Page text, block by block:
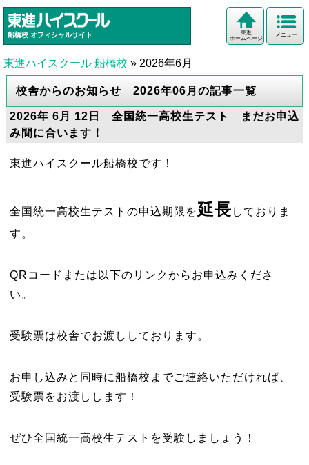
船橋校 オフィシャルサイト メニュー
東進
ホームページ
東進ハイスクール 船橋校 » 2026年6月
校舎からのお知らせ 2026年06月の記事一覧
2026年 6月 12日 全国統一高校生テスト まだお申込
み間に合います！
東進ハイスクール船橋校です！
全国統一高校生テストの申込期限を延長 しておりま
す。
QRコードまたは以下のリンクからお申込みくださ
い。
受験票は校舎でお渡ししております。
お申し込みと同時に船橋校までご連絡いただければ、
受験票をお渡しします！
ぜひ全国統一高校生テストを受験しましょう！